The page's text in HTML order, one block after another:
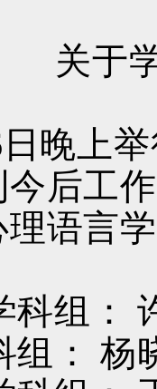
关于
日晚上
后工
语言
组：
：
杨